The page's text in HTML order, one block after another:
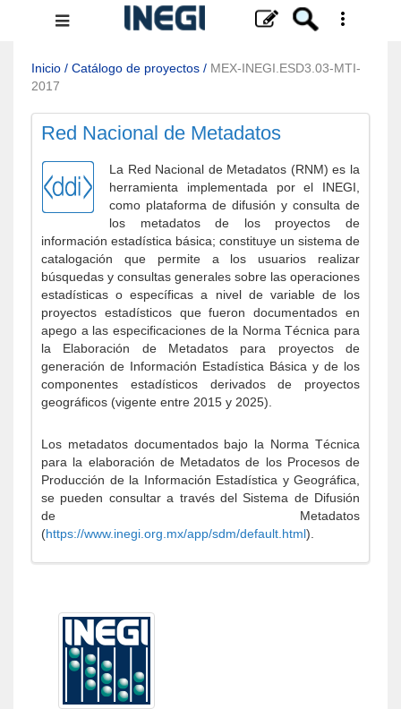
Menú
navegación
Inicio / Catálogo de proyectos / MEX-INEGI.ESD3.03-MTI-
2017
Red Nacional de Metadatos
La Red Nacional de Metadatos (RNM) es la
herramienta implementada por el INEGI,
como plataforma de difusión y consulta de
los metadatos de los proyectos de
información estadística básica; constituye un sistema de
catalogación que permite a los usuarios realizar
búsquedas y consultas generales sobre las operaciones
estadísticas o específicas a nivel de variable de los
proyectos estadísticos que fueron documentados en
apego a las especificaciones de la Norma Técnica para
la Elaboración de Metadatos para proyectos de
generación de Información Estadística Básica y de los
componentes estadísticos derivados de proyectos
geográficos (vigente entre 2015 y 2025).
Los metadatos documentados bajo la Norma Técnica
para la elaboración de Metadatos de los Procesos de
Producción de la Información Estadística y Geográfica,
se pueden consultar a través del Sistema de Difusión
de Metadatos
(https://www.inegi.org.mx/app/sdm/default.html).